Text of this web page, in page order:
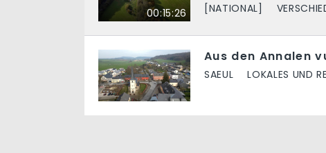
00:15:26 [NATIONAL]
Aus den Annalen
SAEUL LOKALES UND